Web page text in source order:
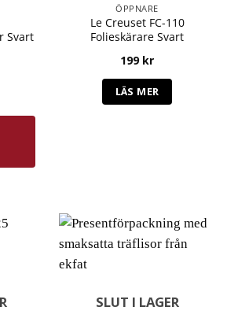
Svart
Saver Svart mängd
ÖPPNARE
Le Creuset FC-110
Folieskärare Svart
199 kr
LÄS MER
SLUT I LAGER